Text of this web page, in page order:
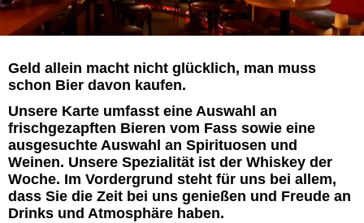
Geld allein macht nicht glücklich, man muss
schon Bier davon kaufen.
Unsere Karte umfasst eine Auswahl an
frischgezapften Bieren vom Fass sowie eine
ausgesuchte Auswahl an Spirituosen und
Weinen. Unsere Spezialität ist der Whiskey der
Woche. Im Vordergrund steht für uns bei allem,
dass Sie die Zeit bei uns genießen und Freude an
Drinks und Atmosphäre haben.